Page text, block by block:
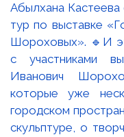
Абылхана Кастеева
тур по выставке
Шороховых». 🔹И
с участниками
Иванович
которые уже
городском
скульптуре, о